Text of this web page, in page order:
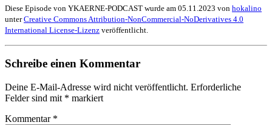
Diese Episode von YKAERNE-PODCAST wurde am 05.11.2023 von hokalino
unterCreative Commons Attribution-NonCommercial-NoDerivatives 4.0
International License-Lizenz veröffentlicht.
Schreibe einen Kommentar
Deine E-Mail-Adresse wird nicht veröffentlicht. Erforderliche
Felder sind mit * markiert
Kommentar *